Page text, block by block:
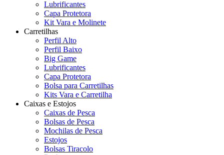
Lubrificantes
Capa Protetora
Kit Vara e Molinete
Carretilhas
Perfil Alto
Perfil Baixo
Big Game
Lubrificantes
Capa Protetora
Bolsa para Carretilhas
Kits Vara e Carretilha
Caixas e Estojos
Caixas de Pesca
Bolsas de Pesca
Mochilas de Pesca
Estojos
Bolsas Tiracolo